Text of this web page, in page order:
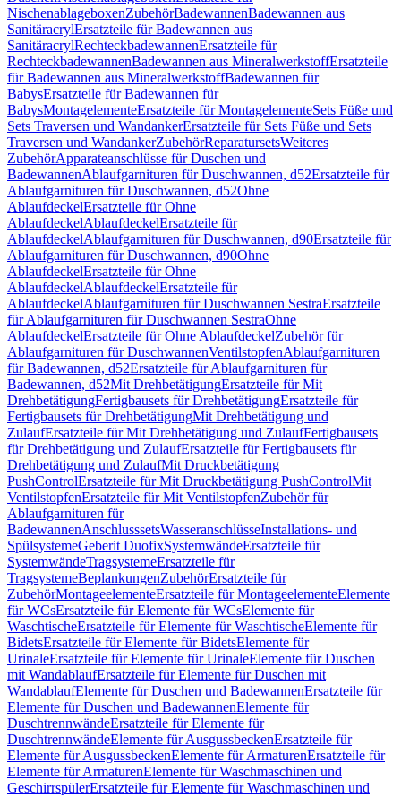
NischenablageboxenZubehörBadewannenBadewannen aus
SanitäracrylErsatzteile für Badewannen aus
SanitäracrylRechteckbadewannenErsatzteile für
RechteckbadewannenBadewannen aus MineralwerkstoffErsatzteile
für Badewannen aus MineralwerkstoffBadewannen für
BabysErsatzteile für Badewannen für
BabysMontagelementeErsatzteile für MontagelementeSets Füße und
Sets Traversen und WandankerErsatzteile für Sets Füße und Sets
Traversen und WandankerZubehörReparatursetsWeiteres
ZubehörApparateanschlüsse für Duschen und
BadewannenAblaufgarnituren für Duschwannen, d52Ersatzteile für
Ablaufgarnituren für Duschwannen, d52Ohne
AblaufdeckelErsatzteile für Ohne
AblaufdeckelAblaufdeckelErsatzteile für
AblaufdeckelAblaufgarnituren für Duschwannen, d90Ersatzteile für
Ablaufgarnituren für Duschwannen, d90Ohne
AblaufdeckelErsatzteile für Ohne
AblaufdeckelAblaufdeckelErsatzteile für
AblaufdeckelAblaufgarnituren für Duschwannen SestraErsatzteile
für Ablaufgarnituren für Duschwannen SestraOhne
AblaufdeckelErsatzteile für Ohne AblaufdeckelZubehör für
Ablaufgarnituren für DuschwannenVentilstopfenAblaufgarnituren
für Badewannen, d52Ersatzteile für Ablaufgarnituren für
Badewannen, d52Mit DrehbetätigungErsatzteile für Mit
DrehbetätigungFertigbausets für DrehbetätigungErsatzteile für
Fertigbausets für DrehbetätigungMit Drehbetätigung und
ZulaufErsatzteile für Mit Drehbetätigung und ZulaufFertigbausets
für Drehbetätigung und ZulaufErsatzteile für Fertigbausets für
Drehbetätigung und ZulaufMit Druckbetätigung
PushControlErsatzteile für Mit Druckbetätigung PushControlMit
VentilstopfenErsatzteile für Mit VentilstopfenZubehör für
Ablaufgarnituren für
BadewannenAnschlusssetsWasseranschlüsseInstallations- und
SpülsystemeGeberit DuofixSystemwändeErsatzteile für
SystemwändeTragsystemeErsatzteile für
TragsystemeBeplankungenZubehörErsatzteile für
ZubehörMontageelementeErsatzteile für MontageelementeElemente
für WCsErsatzteile für Elemente für WCsElemente für
WaschtischeErsatzteile für Elemente für WaschtischeElemente für
BidetsErsatzteile für Elemente für BidetsElemente für
UrinaleErsatzteile für Elemente für UrinaleElemente für Duschen
mit WandablaufErsatzteile für Elemente für Duschen mit
WandablaufElemente für Duschen und BadewannenErsatzteile für
Elemente für Duschen und BadewannenElemente für
DuschtrennwändeErsatzteile für Elemente für
DuschtrennwändeElemente für AusgussbeckenErsatzteile für
Elemente für AusgussbeckenElemente für ArmaturenErsatzteile für
Elemente für ArmaturenElemente für Waschmaschinen und
GeschirrspülerErsatzteile für Elemente für Waschmaschinen und